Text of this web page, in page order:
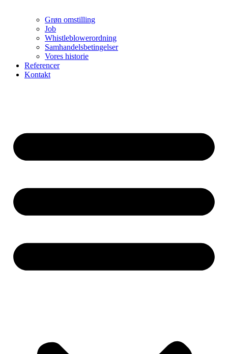
Grøn omstilling
Job
Whistleblowerordning
Samhandelsbetingelser
Vores historie
Referencer
Kontakt